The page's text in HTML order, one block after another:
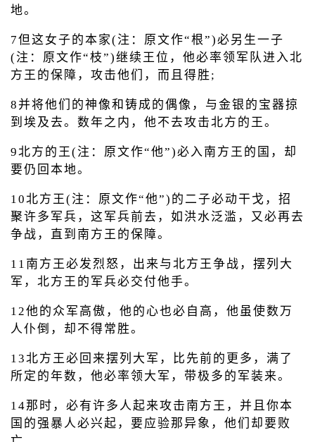
地。
7但这女子的本家(注：原文作“根”)必另生一子
(注：原文作“枝”)继续王位，他必率领军队进入北
方王的保障，攻击他们，而且得胜;
8并将他们的神像和铸成的偶像，与金银的宝器掠
到埃及去。数年之内，他不去攻击北方的王。
9北方的王(注：原文作“他”)必入南方王的国，却
要仍回本地。
10北方王(注：原文作“他”)的二子必动干戈，招
聚许多军兵，这军兵前去，如洪水泛滥，又必再去
争战，直到南方王的保障。
11南方王必发烈怒，出来与北方王争战，摆列大
军，北方王的军兵必交付他手。
12他的众军高傲，他的心也必自高，他虽使数万
人仆倒，却不得常胜。
13北方王必回来摆列大军，比先前的更多，满了
所定的年数，他必率领大军，带极多的军装来。
14那时，必有许多人起来攻击南方王，并且你本
国的强暴人必兴起，要应验那异象，他们却要败